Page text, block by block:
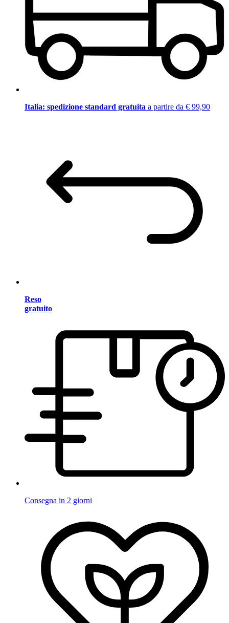
Italia: spedizione standard gratuita a partire da € 99,90
Reso
gratuito
Consegna in 2 giorni